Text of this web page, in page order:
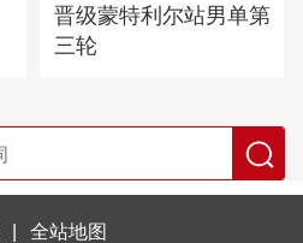
晋级蒙特利尔站男单第
三轮
全站地图